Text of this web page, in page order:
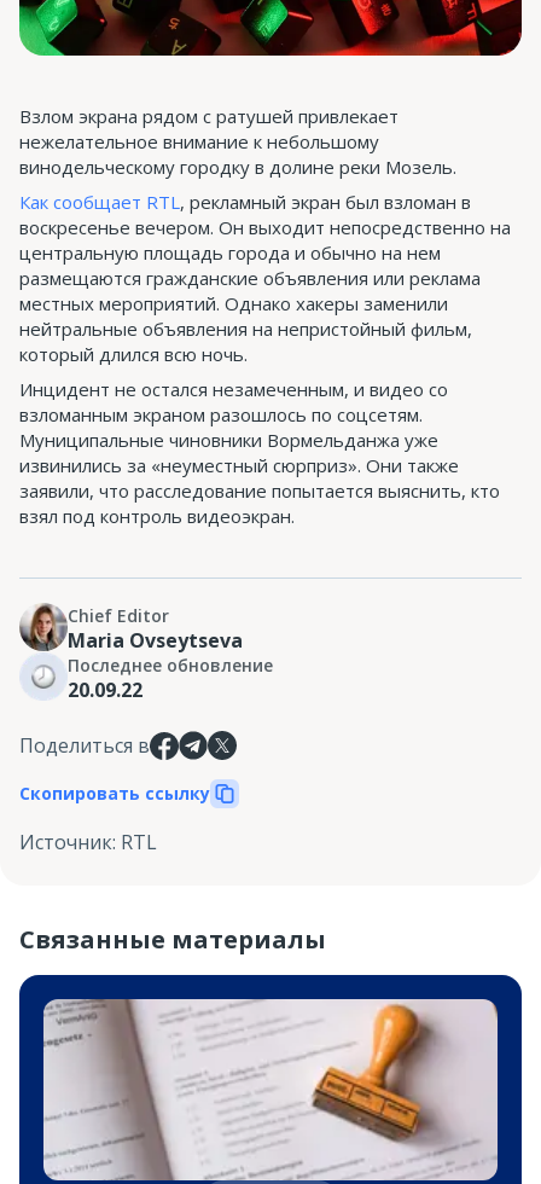
Взлом экрана рядом с ратушей привлекает
нежелательное внимание к небольшому
винодельческому городку в долине реки Мозель.
Как сообщает RTL , рекламный экран был взломан в
воскресенье вечером. Он выходит непосредственно на
центральную площадь города и обычно на нем
размещаются гражданские объявления или реклама
местных мероприятий. Однако хакеры заменили
нейтральные объявления на непристойный фильм,
который длился всю ночь.
Инцидент не остался незамеченным, и видео со
взломанным экраном разошлось по соцсетям.
Муниципальные чиновники Вормельданжа уже
извинились за «неуместный сюрприз». Они также
заявили, что расследование попытается выяснить, кто
взял под контроль видеоэкран.
Chief Editor
Maria Ovseytseva
Последнее обновление
20.09.22
Поделиться в
Скопировать ссылку
Источник: RTL
Связанные материалы